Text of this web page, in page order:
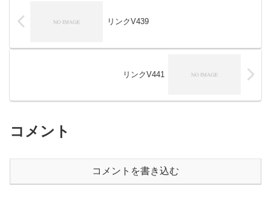
リンクV439
リンクV441
コメント
コメントを書き込む